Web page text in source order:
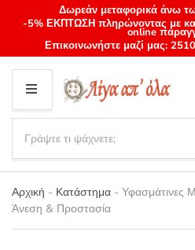
Δωρεάν μεταφορικά άνω
-5% ΕΚΠΤΩΣΗ πληρώνοντας με
online
Επικοινωνήστε μαζί μας:
M
E
N
U
Category
name
a
r
c
h
p
Αρχική - Κατάστημα - Υφασμάτινες
Άνεση & Προστασία